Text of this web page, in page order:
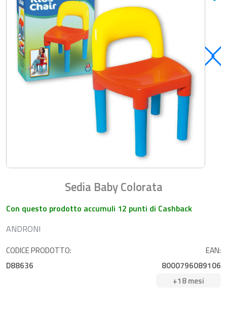
Sedia Baby Colorata
Con questo prodotto accumuli 12 punti di Cashback
ANDRONI
CODICE PRODOTTO:
D88636
EAN:
8000796089106
+18 mesi